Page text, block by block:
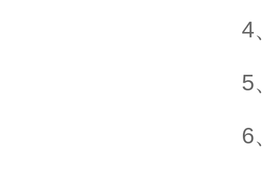
4
5
6